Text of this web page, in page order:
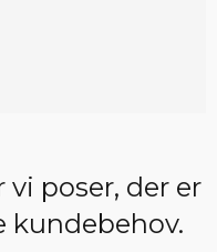
vi poser, der er
kundebehov.